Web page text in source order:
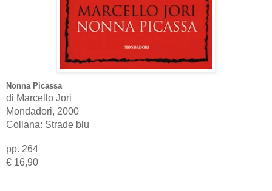
Nonna Picassa
di Marcello Jori
Mondadori, 2000
Collana: Strade blu
pp. 264
€ 16,90